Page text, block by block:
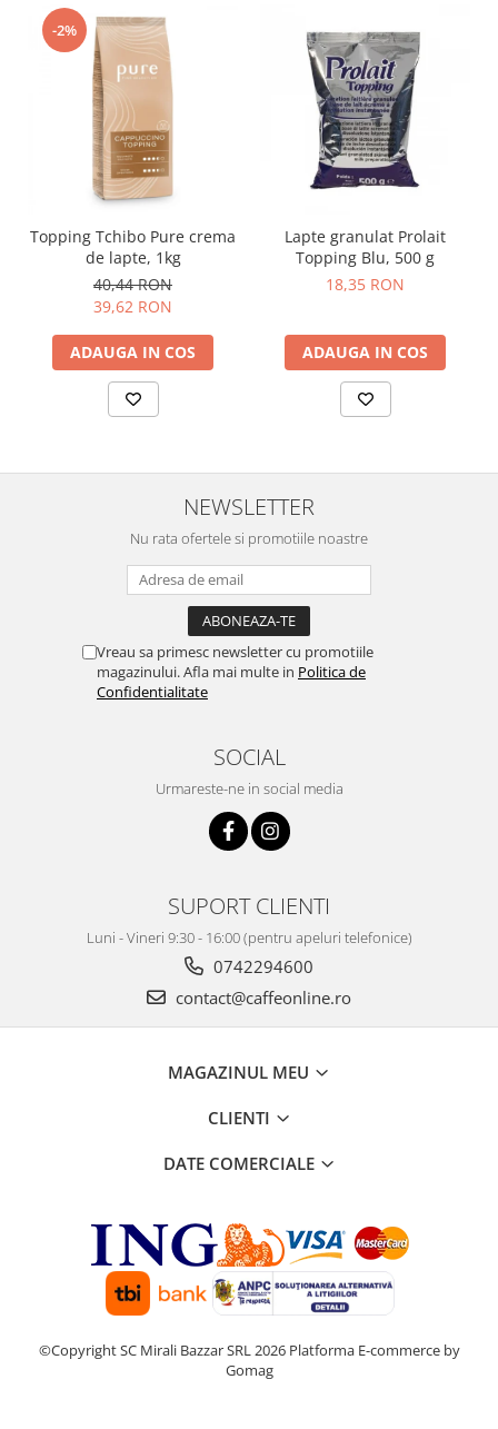
-2%
Topping Tchibo Pure crema
de lapte, 1kg
40,44 RON
39,62 RON
ADAUGA IN COS
Lapte granulat Prolait
Topping Blu, 500 g
18,35 RON
ADAUGA IN COS
NEWSLETTER
Nu rata ofertele si promotiile noastre
Vreau sa primesc newsletter cu promotiile
magazinului. Afla mai multe in Politica de
Confidentialitate
SOCIAL
Urmareste-ne in social media
SUPORT CLIENTI
Luni - Vineri 9:30 - 16:00 (pentru apeluri telefonice)
0742294600
contact@caffeonline.ro
MAGAZINUL MEU
CLIENTI
DATE COMERCIALE
©Copyright SC Mirali Bazzar SRL 2026 Platforma E-commerce by
Gomag